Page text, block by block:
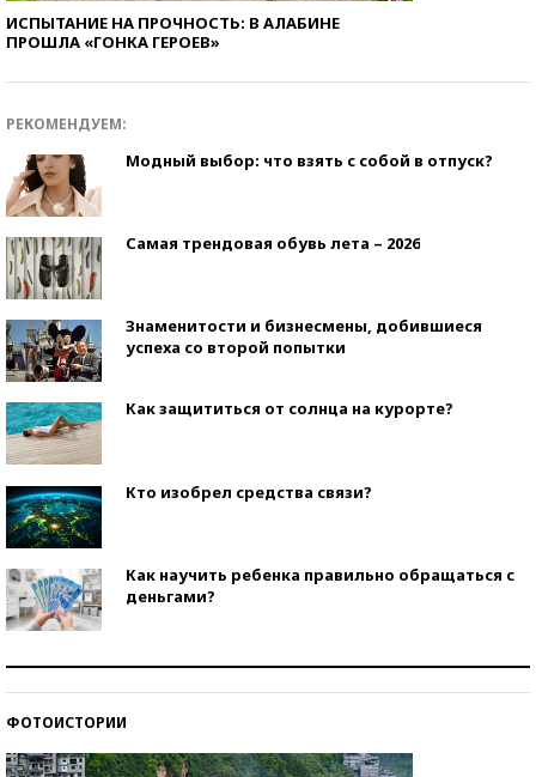
ИСПЫТАНИЕ НА ПРОЧНОСТЬ: В АЛАБИНЕ
ПРОШЛА «ГОНКА ГЕРОЕВ»
РЕКОМЕНДУЕМ:
Модный выбор: что взять с собой в отпуск?
Самая трендовая обувь лета – 2026
Знаменитости и бизнесмены, добившиеся
успеха со второй попытки
Как защититься от солнца на курорте?
Кто изобрел средства связи?
Как научить ребенка правильно обращаться с
деньгами?
ФОТОИСТОРИИ